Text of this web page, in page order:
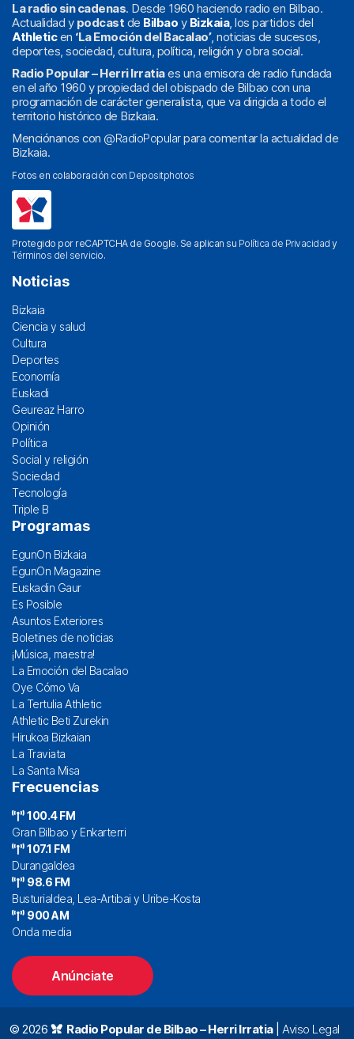
La radio sin cadenas. Desde 1960 haciendo radio en Bilbao.
Actualidad y podcast de Bilbao y Bizkaia, los partidos del
Athleticen ‘La Emoción del Bacalao’, noticias de sucesos,
deportes, sociedad, cultura, política, religión y obra social.
Radio Popular – Herri Irratiaes una emisora de radio fundada
en el año 1960 y propiedad del obispado de Bilbao con una
programación de carácter generalista, que va dirigida a todo el
territorio histórico de Bizkaia.
Menciónanos con @RadioPopularpara comentar la actualidad de
Bizkaia.
Fotos en colaboración con Depositphotos
Protegido por reCAPTCHA de Google. Se aplican su Política de Privacidad y
Términos del servicio.
Noticias
Bizkaia
Ciencia y salud
Cultura
Deportes
Economía
Euskadi
Geureaz Harro
Opinión
Política
Social y religión
Sociedad
Tecnología
Triple B
Programas
EgunOn Bizkaia
EgunOn Magazine
Euskadin Gaur
Es Posible
Asuntos Exteriores
Boletines de noticias
¡Música, maestra!
La Emoción del Bacalao
Oye Cómo Va
La Tertulia Athletic
Athletic Beti Zurekin
Hirukoa Bizkaian
La Traviata
La Santa Misa
Frecuencias
100.4 FM
Gran Bilbao y Enkarterri
107.1 FM
Durangaldea
98.6 FM
Busturialdea, Lea-Artibai y Uribe-Kosta
900 AM
Onda media
Anúnciate
© 2026 Radio Popular de Bilbao – Herri Irratia| Aviso Legal